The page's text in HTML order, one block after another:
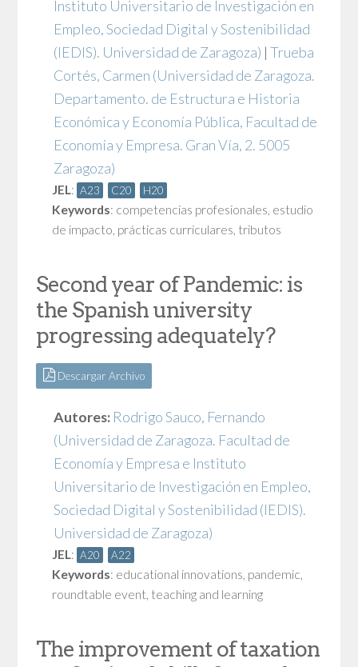
Instituto Universitario de Investigación en
Empleo, Sociedad Digital y Sostenibilidad
(IEDIS). Universidad de Zaragoza) |Trueba
Cortés, Carmen (Universidad de Zaragoza.
Departamento. de Estructura e Historia
Económica y Economía Pública, Facultad de
Economía y Empresa. Gran Vía, 2. 5005
Zaragoza)
JEL: A23 C20 H20
Keywords: competencias profesionales, estudio
de impacto, prácticas curriculares, tributos
Second year of Pandemic: is
the Spanish university
progressing adequately?
Descargar Archivo
Autores: Rodrigo Sauco, Fernando
(Universidad de Zaragoza. Facultad de
Economía y Empresa e Instituto
Universitario de Investigación en Empleo,
Sociedad Digital y Sostenibilidad (IEDIS).
Universidad de Zaragoza)
JEL: A20 A22
Keywords: educational innovations, pandemic,
roundtable event, teaching and learning
The improvement of taxation